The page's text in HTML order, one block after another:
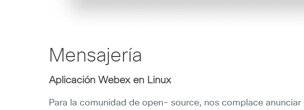
Mensajería
Aplicación Webex en Linux
Para la comunidad de open- source, nos complace